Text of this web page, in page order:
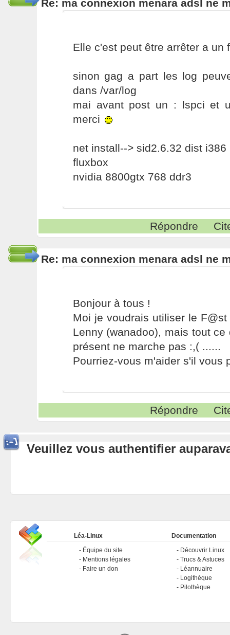
Re: ma connexion menara adsl ne
Elle c'est peut être arrêter a un
sinon gag a part les log
dans /var/log
mai avant post un : lspci et
merci
net install--> sid2.6.32 dist i386
fluxbox
nvidia 8800gtx 768 ddr3
Répondre
Re: ma connexion menara adsl ne
Bonjour à tous !
Moi je voudrais utiliser le
Lenny (wanadoo), mais tout
présent ne marche pas :,( ......
Pourriez-vous m'aider s'il vous
Répondre
Veuillez vous authentifier
Léa-Linux
Équipe du site
Mentions légales
Faire un don
Documentation
Découvrir Linux
Trucs & Astuces
Léannuaire
Logithèque
Pilothèque